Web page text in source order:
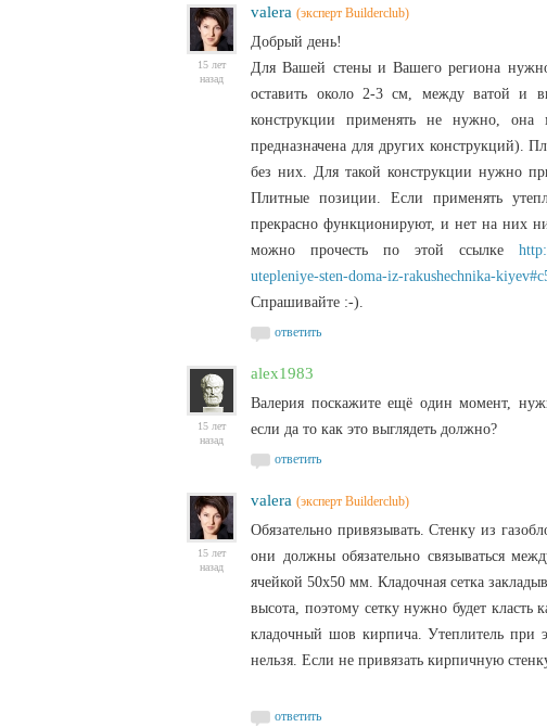
15 лет
назад
valera (эксперт Builderclub)
Добрый день!
Для Вашей стены и Вашего региона
оставить около 2-3 см, между ватой и
конструкции применять не нужно,
предназначена для других конструкций).
без них. Для такой конструкции нужно
Плитные позиции. Если применять
прекрасно функционируют, и нет на них
можно прочесть по этой ссылке
utepleniye-sten-doma-iz-rakushechnika-
Спрашивайте :-).
ответить
15 лет
назад
alex1983
Валерия поскажите ещё один момент,
если да то как это выглядеть должно?
ответить
15 лет
назад
valera (эксперт Builderclub)
Обязательно привязывать. Стенку из
они должны обязательно связываться
ячейкой 50х50 мм. Кладочная сетка
высота, поэтому сетку нужно будет
кладочный шов кирпича. Утеплитель при
нельзя. Если не привязать кирпичную
ответить